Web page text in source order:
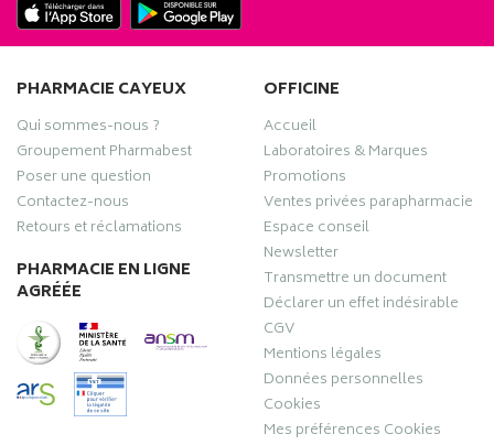
PHARMACIE CAYEUX
Qui sommes-nous ?
Groupement Pharmabest
Poser une question
Contactez-nous
Retours et réclamations
PHARMACIE EN LIGNE
AGRÉÉE
OFFICINE
Accueil
Laboratoires & Marques
Promotions
Ventes privées parapharmacie
Espace conseil
Newsletter
Transmettre un document
Déclarer un effet indésirable
CGV
Mentions légales
Données personnelles
Cookies
Mes préférences Cookies